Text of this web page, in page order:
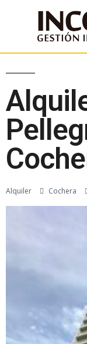
Alquiler Cochera